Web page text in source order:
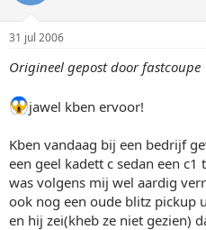
31 jul 2006
Origineel gepost door fastcoupe
jawel kben ervoor!
Kben vandaag bij een bedrijf
een geel kadett c sedan een
was volgens mij wel aardig
ook nog een oude blitz pickup
en hij zei(kheb ze niet gezien)